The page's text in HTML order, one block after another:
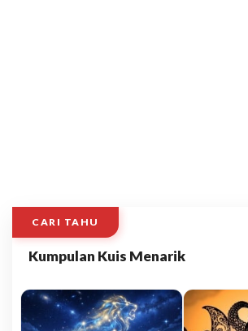
CARI TAHU
Kumpulan Kuis Menarik